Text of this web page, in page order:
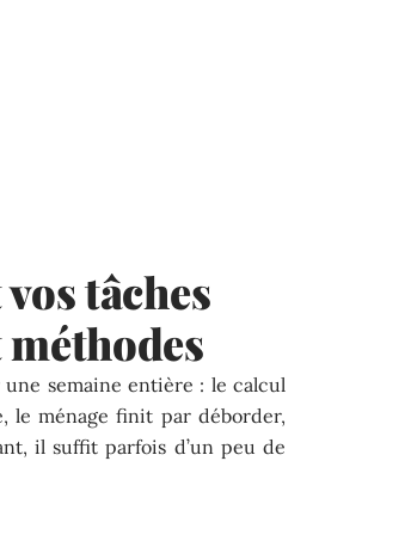
tâches
méthodes
semaine entière : le calcul
le ménage finit par déborder,
il suffit parfois d’un peu de